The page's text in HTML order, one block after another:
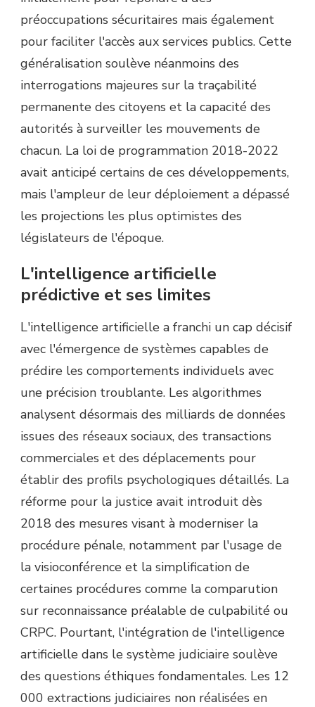
préoccupations sécuritaires mais également
pour faciliter l'accès aux services publics. Cette
généralisation soulève néanmoins des
interrogations majeures sur la traçabilité
permanente des citoyens et la capacité des
autorités à surveiller les mouvements de
chacun. La loi de programmation 2018-2022
avait anticipé certains de ces développements,
mais l'ampleur de leur déploiement a dépassé
les projections les plus optimistes des
législateurs de l'époque.
L'intelligence artificielle
prédictive et ses limites
L'intelligence artificielle a franchi un cap décisif
avec l'émergence de systèmes capables de
prédire les comportements individuels avec
une précision troublante. Les algorithmes
analysent désormais des milliards de données
issues des réseaux sociaux, des transactions
commerciales et des déplacements pour
établir des profils psychologiques détaillés. La
réforme pour la justice avait introduit dès
2018 des mesures visant à moderniser la
procédure pénale, notamment par l'usage de
la visioconférence et la simplification de
certaines procédures comme la comparution
sur reconnaissance préalable de culpabilité ou
CRPC. Pourtant, l'intégration de l'intelligence
artificielle dans le système judiciaire soulève
des questions éthiques fondamentales. Les 12
000 extractions judiciaires non réalisées en